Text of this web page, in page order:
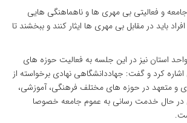
جامعه و فعالیتی بی مهری ها و ناهماهنگی هایی
باید در مقابل بی مهری ها ایثار کنند و ببخشند تا
استان نیز در این جلسه به فعالیت حوزه های
کرد و گفت: جهاددانشگاهی نهادی برخواسته از
و متعهد در حوزه های مختلف فرهنگی، آموزشی،
حال خدمت رسانی به عموم جامعه خصوصا